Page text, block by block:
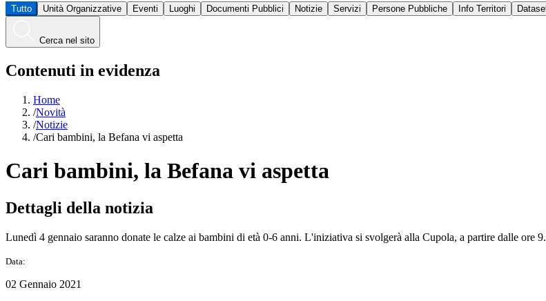
Tutto Unità Organizzative Eventi Luoghi Documenti Pubblici Notizie Servizi Persone Pubbliche Info Territori
Cerca nel sito
Contenuti in evidenza
Home
/Novità
/Notizie
/Cari bambini, la Befana vi aspetta
Cari bambini, la Befana vi aspetta
Dettagli della notizia
Lunedì 4 gennaio saranno donate le calze ai bambini di età 0-6 anni. L'iniziativa si svolgerà alla Cupola, a partire dalle ore
Data:
02 Gennaio 2021